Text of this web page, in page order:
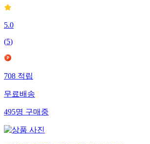
5.0
(5)
708적립
무료배송
495명구매중